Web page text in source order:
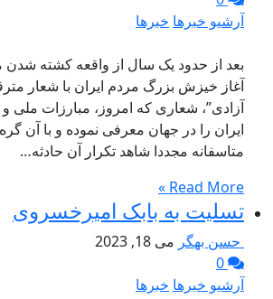
آرشیو خبرها خبرها
بعد از حدود یک سال از واقعه کشته شدن
آغاز خیزش بزرگ مردم ایران با شعار
آزادی”، شعاری که امروز، مبارزات ملی و
ایران را در جهان معرفی نموده و با آن
متاسفانه مجددا شاهد تکرار آن حادثه…
Read More »
تسلیت به بابک امیرخسروی
حسن بهگر می 18, 2023
آرشیو خبرها خبرها